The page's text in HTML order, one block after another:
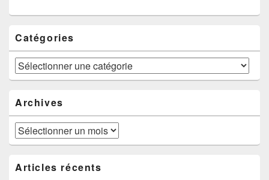
Catégories
Catégories
Archives
Archives
Articles récents